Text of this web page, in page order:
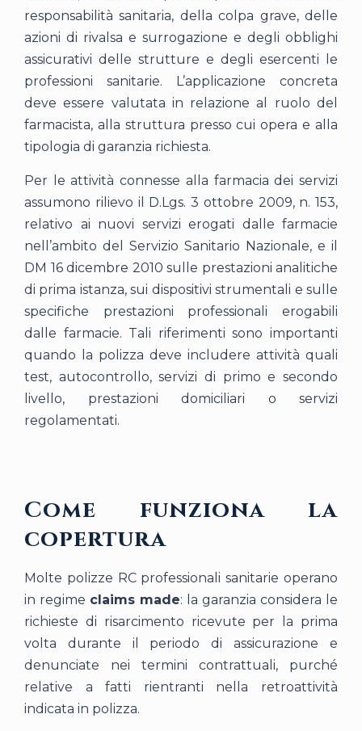
responsabilità sanitaria, della colpa grave, delle
azioni di rivalsa e surrogazione e degli obblighi
assicurativi delle strutture e degli esercenti le
professioni sanitarie. L’applicazione concreta
deve essere valutata in relazione al ruolo del
farmacista, alla struttura presso cui opera e alla
tipologia di garanzia richiesta.
Per le attività connesse alla farmacia dei servizi
assumono rilievo il D.Lgs. 3 ottobre 2009, n. 153,
relativo ai nuovi servizi erogati dalle farmacie
nell’ambito del Servizio Sanitario Nazionale, e il
DM 16 dicembre 2010 sulle prestazioni analitiche
di prima istanza, sui dispositivi strumentali e sulle
specifiche prestazioni professionali erogabili
dalle farmacie. Tali riferimenti sono importanti
quando la polizza deve includere attività quali
test, autocontrollo, servizi di primo e secondo
livello, prestazioni domiciliari o servizi
regolamentati.
Come funziona la
copertura
Molte polizze RC professionali sanitarie operano
in regime claims made: la garanzia considera le
richieste di risarcimento ricevute per la prima
volta durante il periodo di assicurazione e
denunciate nei termini contrattuali, purché
relative a fatti rientranti nella retroattività
indicata in polizza.